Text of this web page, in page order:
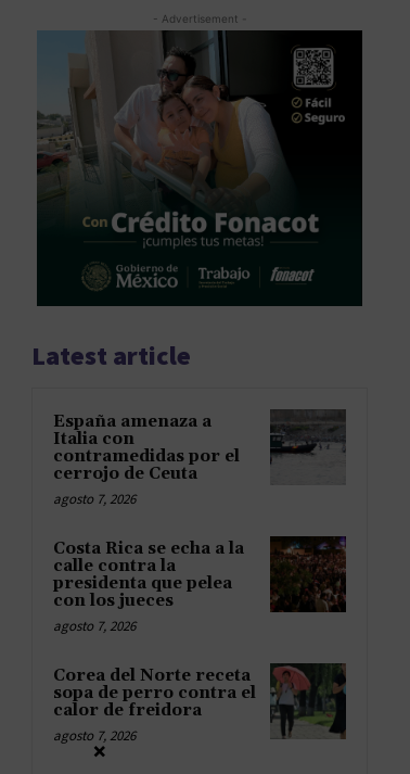
- Advertisement -
Latest article
España amenaza a
Italia con
contramedidas por el
cerrojo de Ceuta
agosto 7, 2026
Costa Rica se echa a la
calle contra la
presidenta que pelea
con los jueces
agosto 7, 2026
Corea del Norte receta
sopa de perro contra el
calor de freidora
agosto 7, 2026
×